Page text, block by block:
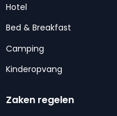
Hotel
Bed & Breakfast
Camping
Kinderopvang
Zaken regelen